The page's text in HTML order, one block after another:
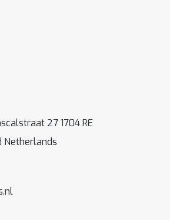
27 1704 RE
Netherlands